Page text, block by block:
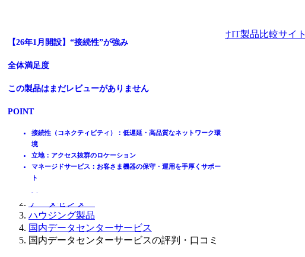
法人向けIT製品比較サイト
ホーム
製品を探す
ランキングから探す
記事を読む
掲載について
イベントでリード獲得
動画で学ぶ
IT製品比較TOP
データセンター
ハウジング製品
国内データセンターサービス
国内データセンターサービスの評判・口コミ
テレワーク普及によるオフィスのお悩み解決
全体満足度
この製品はまだレビューがありません
POINT
引っ越しから日々のサーバー運用までトータルサポート
業務サポートにより安心してテレワークが可能に
電気代、オフィスの家賃など、運用コスト削減に効果絶大
全体満足度
この製品はまだレビューがありません
POINT
ミッションクリティカルデータの安全性、可用性を担保する設計
大阪中心部から約20km、東京エリアと共に災害リスクの低い地域
全体満足度
この製品はまだレビューがありません
POINT
多要素認証を導入し入退室管理を徹底した万全のセキュリティ体
南海トラフ地震の影響リスクが低いDR/BCP対策に最適なエリア
ベテランスタッフによる常時監視で異常対応・故障回復を実施
品川駅より徒歩15分！御殿山データセンター
全体満足度
この製品はまだレビューがありません
POINT
品川駅より徒歩15分のビジネスに適した環境と利便性に優れた立
地
安全性が高い地盤で地震・液状化・浸水など災害危険度が低く安
心
24時間365日の有人監視！堅牢なセキュリティと高水準の運営品
【26年1月開設】“接続性”が強み
全体満足度
この製品はまだレビューがありません
POINT
接続性（コネクティビティ）：低遅延・高品質なネットワーク環
境
立地：アクセス抜群のロケーション
マネージドサービス：お客さま機器の保守・運用を手厚くサポー
ト